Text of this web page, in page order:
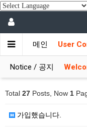
메인 User
Notice / 공지
Total 27 Posts, Now 1
가입했습니다.